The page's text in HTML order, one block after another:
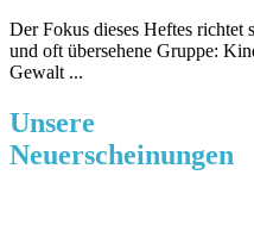
Der Fokus dieses Heftes richtet
und oft übersehene Gruppe:
Gewalt ...
Unsere
Neuerscheinungen